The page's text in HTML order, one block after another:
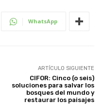
WhatsApp
ARTÍCULO SIGUIENTE
CIFOR: Cinco (o seis)
soluciones para salvar los
bosques del mundo y
restaurar los paisajes